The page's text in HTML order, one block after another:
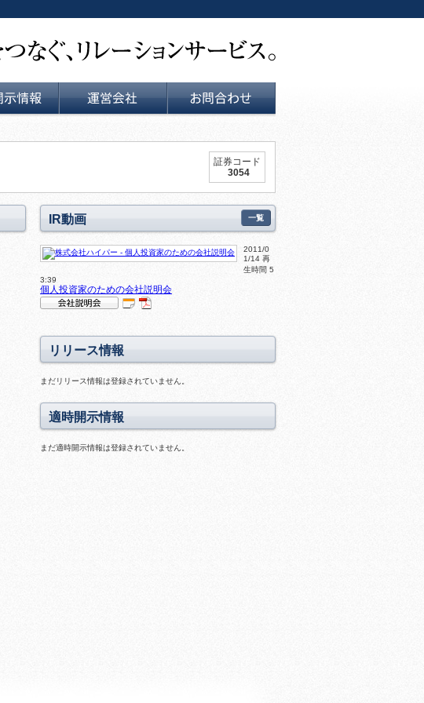
証券コード
3054
IR動画 一覧
2011/0
1/14 再
生時間 5
3:39
個人投資家のための会社説明会
動
画
ス
ラ
ド
あ
り
DF
料
り
リリース情報
まだリリース情報は登録されていません。
適時開示情報
まだ適時開示情報は登録されていません。